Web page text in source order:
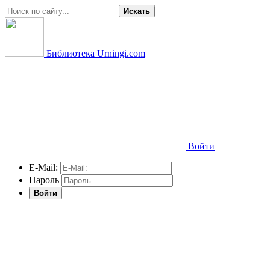
Искать
Библиотека Urningi.com
Войти
E-Mail:
Пароль
Войти